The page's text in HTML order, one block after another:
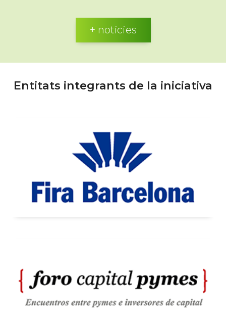
+ notícies
Entitats integrants de la iniciativa